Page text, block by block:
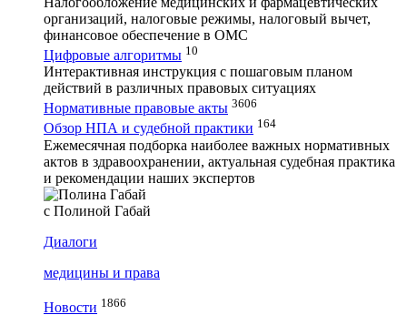
организаций, налоговые режимы, налоговый вычет,
финансовое обеспечение в ОМС
Цифровые алгоритмы 10
Интерактивная инструкция с пошаговым планом
действий в различных правовых ситуациях
Нормативные правовые акты 3606
Обзор НПА и судебной практики 164
Ежемесячная подборка наиболее важных нормативных
актов в здравоохранении, актуальная судебная практика
и рекомендации наших экспертов
с Полиной Габай
Диалоги
медицины и права
Новости 1866